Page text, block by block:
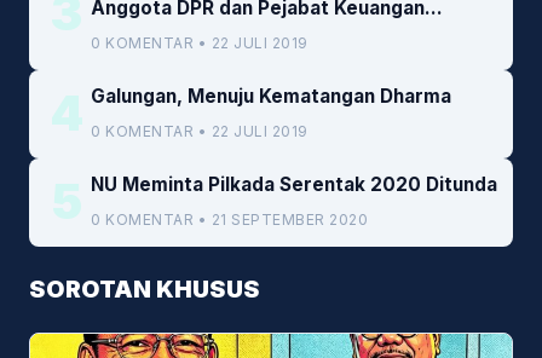
3 Anggota DPR dan Pejabat Keuangan
Kemenkeu
0 KOMENTAR • 22 JULI 2019
4 Galungan, Menuju Kematangan Dharma
0 KOMENTAR • 22 JULI 2019
5 NU Meminta Pilkada Serentak 2020 Ditunda
0 KOMENTAR • 21 SEPTEMBER 2020
SOROTAN KHUSUS